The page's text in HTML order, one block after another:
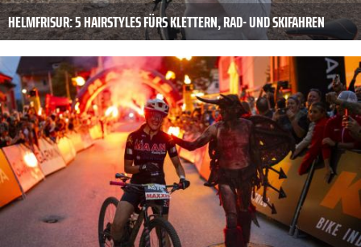
HELMFRISUR: 5 HAIRSTYLES FÜRS KLETTERN, RAD- UND SKIFAHREN